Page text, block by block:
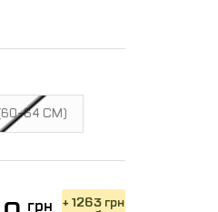
64 СМ)
грн + 1263 грн